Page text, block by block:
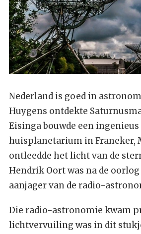
Nederland is goed in
Huygens ontdekte
Eisinga bouwde een ingenieus
huisplanetarium in Franeker,
ontleedde het licht van de
Hendrik Oort was na de
aanjager van de radio-
Die radio-astronomie kwam
lichtvervuiling was in dit